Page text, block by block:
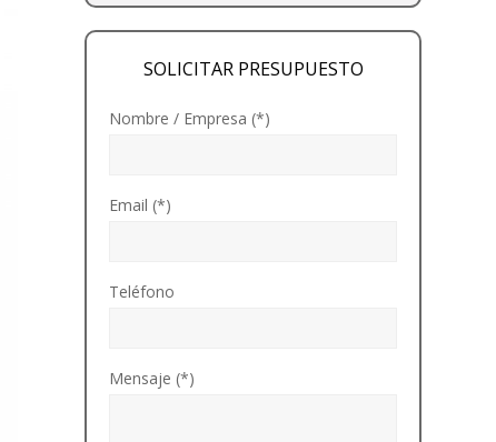
SOLICITAR PRESUPUESTO
Nombre / Empresa (*)
Email (*)
Teléfono
Mensaje (*)